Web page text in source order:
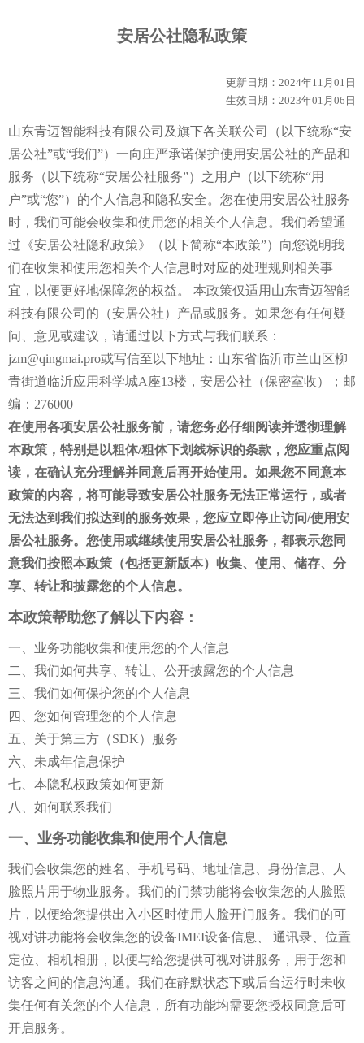
安居公社隐私政策
更新日期：2024年11月01日
生效日期：2023年01月06日
山东青迈智能科技有限公司 及旗下各关联公司（以下统称“安
居公社”或“我们”）一向庄严承诺保护使用安居公社的产品和
服务（以下统称“安居公社服务”）之用户（以下统称“用
户”或“您”）的个人信息和隐私安全。您在使用安居公社服务
时，我们可能会收集和使用您的相关个人信息。我们希望通
过《安居公社隐私政策》（以下简称“本政策”）向您说明我
们在收集和使用您相关个人信息时对应的处理规则相关事
宜，以便更好地保障您的权益。 本政策仅适用 山东青迈智能
科技有限公司 的（安居公社）产品或服务。如果您有任何疑
问、意见或建议，请通过以下方式与我们联系：
jzm@qingmai.pro或写信至以下地址： 山东省临沂市兰山区柳
青街道临沂应用科学城A座13楼，安居公社（保密室收）；邮
编：276000
在使用各项安居公社服务前，请您务必仔细阅读并透彻理解
本政策，特别是以粗体/粗体下划线标识的条款，您应重点阅
读，在确认充分理解并同意后再开始使用。如果您不同意本
政策的内容，将可能导致安居公社服务无法正常运行，或者
无法达到我们拟达到的服务效果，您应立即停止访问/使用安
居公社服务。您使用或继续使用安居公社服务，都表示您同
意我们按照本政策（包括更新版本）收集、使用、储存、分
享、转让和披露您的个人信息。
本政策帮助您了解以下内容：
一、业务功能收集和使用您的个人信息
二、我们如何共享、转让、公开披露您的个人信息
三、我们如何保护您的个人信息
四、您如何管理您的个人信息
五、关于第三方（SDK）服务
六、未成年信息保护
七、本隐私权政策如何更新
八、如何联系我们
一、业务功能收集和使用个人信息
我们会收集您的姓名、手机号码、地址信息、身份信息、人
脸照片用于物业服务。我们的门禁功能将会收集您的人脸照
片，以便给您提供出入小区时使用人脸开门服务。我们的可
视对讲功能将会收集您的设备IMEI设备信息、 通讯录、位置
定位、相机相册，以便与给您提供可视对讲服务，用于您和
访客之间的信息沟通。我们在静默状态下或后台运行时未收
集任何有关您的个人信息，所有功能均需要您授权同意后可
开启服务。